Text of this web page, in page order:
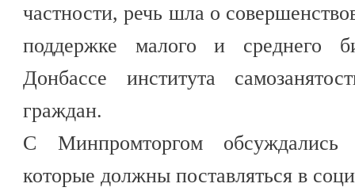
частности, речь шла о
поддержке малого и среднего
Донбассе института
граждан.
С Минпромторгом обсуждались
которые должны поставляться в